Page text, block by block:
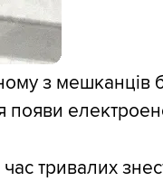
з мешканців
появи
тривалих